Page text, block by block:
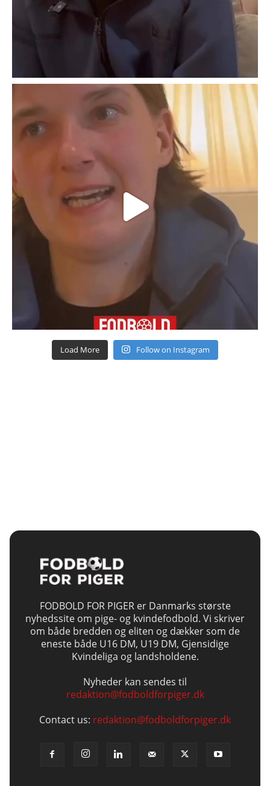
Load More Follow on Instagram
FODBOLD FOR PIGER er Danmarks største
nyhedssite om pige- og kvindefodbold. Vi skriver
om både bredden og eliten og dækker som de
eneste både U16 DM, U19 DM, Gjensidige
Kvindeliga og landsholdene.
Nyheder kan sendes til
redaktion@fodboldforpiger.dk
Contact us: redaktion@fodboldforpiger.dk